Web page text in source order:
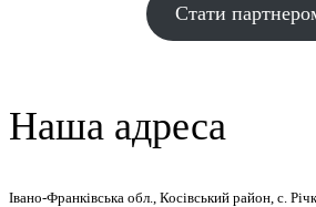
Стати
Наша адреса
Івано-Франківська обл., Косівський район, с.